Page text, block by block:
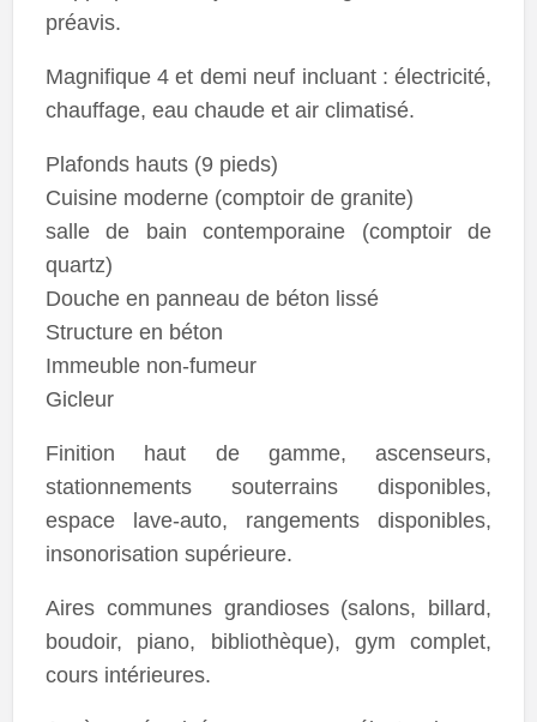
préavis.
Magnifique 4 et demi neuf incluant : électricité,
chauffage, eau chaude et air climatisé.
Plafonds hauts (9 pieds)
Cuisine moderne (comptoir de granite)
salle de bain contemporaine (comptoir de
quartz)
Douche en panneau de béton lissé
Structure en béton
Immeuble non-fumeur
Gicleur
Finition haut de gamme, ascenseurs,
stationnements souterrains disponibles,
espace lave-auto, rangements disponibles,
insonorisation supérieure.
Aires communes grandioses (salons, billard,
boudoir, piano, bibliothèque), gym complet,
cours intérieures.